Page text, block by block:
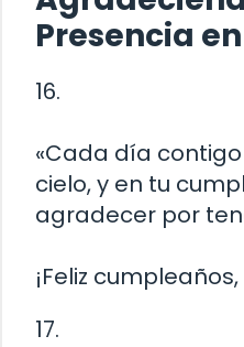
Presencia
16.
«Cada día
cielo, y en tu
agradecer por
¡Feliz
17.